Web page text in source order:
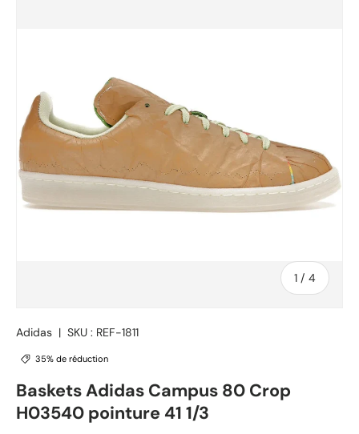
1 / de
4
Adidas | SKU : REF-1811
35% de réduction
Baskets Adidas Campus 80 Crop
H03540 pointure 41 1/3